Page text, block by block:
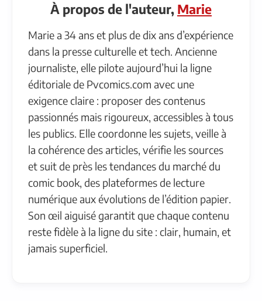
À propos de l'auteur, Marie
Marie a 34 ans et plus de dix ans d’expérience
dans la presse culturelle et tech. Ancienne
journaliste, elle pilote aujourd’hui la ligne
éditoriale de Pvcomics.com avec une
exigence claire : proposer des contenus
passionnés mais rigoureux, accessibles à tous
les publics. Elle coordonne les sujets, veille à
la cohérence des articles, vérifie les sources
et suit de près les tendances du marché du
comic book, des plateformes de lecture
numérique aux évolutions de l’édition papier.
Son œil aiguisé garantit que chaque contenu
reste fidèle à la ligne du site : clair, humain, et
jamais superficiel.